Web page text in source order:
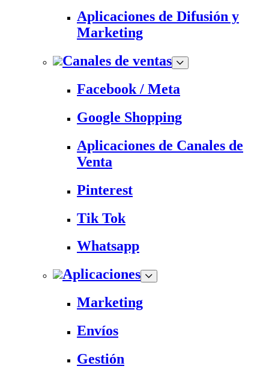
Aplicaciones de Difusión y
Marketing
Canales de ventas
Facebook / Meta
Google Shopping
Aplicaciones de Canales de
Venta
Pinterest
Tik Tok
Whatsapp
Aplicaciones
Marketing
Envíos
Gestión